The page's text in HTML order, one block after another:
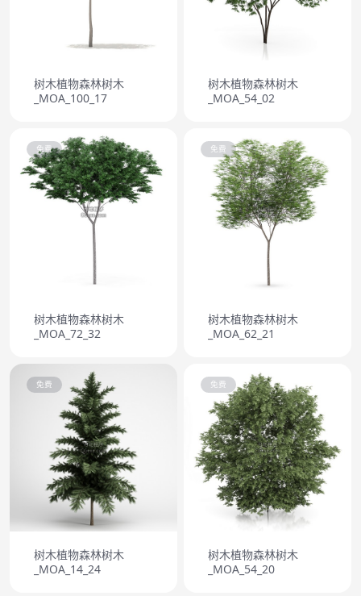
树木植物森林树木
_MOA_100_17
树木植物森林树木
_MOA_54_02
免费
树木植物森林树木
_MOA_72_32
免费
树木植物森林树木
_MOA_62_21
免费
树木植物森林树木
_MOA_14_24
免费
树木植物森林树木
_MOA_54_20